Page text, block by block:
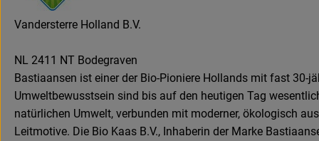
Vandersterre Holland B.V.
NL 2411 NT Bodegraven
Bastiaansen ist einer der Bio-Pioniere Hollands mit fast 30-
Umweltbewusstsein sind bis auf den heutigen Tag
natürlichen Umwelt, verbunden mit moderner, ökologisch
Leitmotive. Die Bio Kaas B.V., Inhaberin der Marke